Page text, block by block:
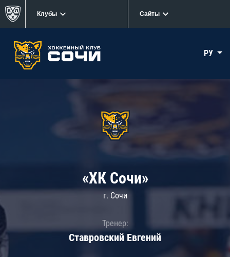
Клубы Сайты
РУ
«ХК Сочи»
г. Сочи
Тренер:
Ставровский Евгений